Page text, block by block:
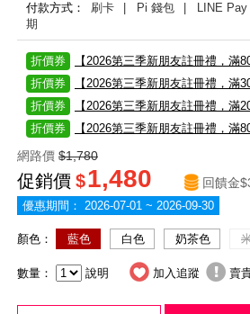
付款方式：
刷卡 | Pi 錢包 | LINE Pay
期
折價券
【2026第三季新朋友註冊禮，滿
折價券
【2026第三季新朋友註冊禮，滿
折價券
【2026第三季新朋友註冊禮，滿
折價券
【2026第三季新朋友註冊禮，滿
網路價 $1,780
促銷價 $1,480 回饋金
優惠期間： 2026-07-01 ~ 2026-09-30
顏色： 藍色 白色 奶茶色
數量： 說明 加入追蹤 賣